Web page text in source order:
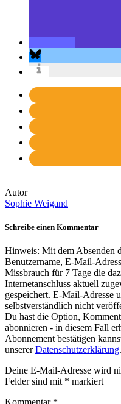
Autor
Sophie Weigand
Schreibe einen Kommentar
Hinweis: Mit dem Absenden
Benutzername, E-Mail-
Missbrauch für 7 Tage die
Internetanschluss aktuell
gespeichert. E-Mail-Adresse
selbstverständlich nicht
Du hast die Option,
abonnieren - in diesem Fall
Abonnement bestätigen
unsererDatenschutzerklärung.
Deine E-Mail-Adresse wird
Felder sind mit * markiert